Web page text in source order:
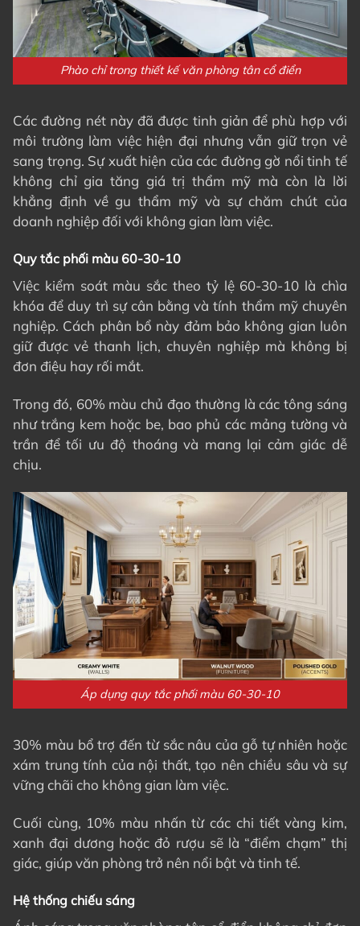
Phào chỉ trong thiết kế văn phòng tân cổ điển
Các đường nét này đã được tinh giản để phù hợp với
môi trường làm việc hiện đại nhưng vẫn giữ trọn vẻ
sang trọng. Sự xuất hiện của các đường gờ nổi tinh tế
không chỉ gia tăng giá trị thẩm mỹ mà còn là lời
khẳng định về gu thẩm mỹ và sự chăm chút của
doanh nghiệp đối với không gian làm việc.
Quy tắc phối màu 60-30-10
Việc kiểm soát màu sắc theo tỷ lệ 60-30-10 là chìa
khóa để duy trì sự cân bằng và tính thẩm mỹ chuyên
nghiệp. Cách phân bổ này đảm bảo không gian luôn
giữ được vẻ thanh lịch, chuyên nghiệp mà không bị
đơn điệu hay rối mắt.
Trong đó, 60% màu chủ đạo thường là các tông sáng
như trắng kem hoặc be, bao phủ các mảng tường và
trần để tối ưu độ thoáng và mang lại cảm giác dễ
chịu.
Áp dụng quy tắc phối màu 60-30-10
30% màu bổ trợ đến từ sắc nâu của gỗ tự nhiên hoặc
xám trung tính của nội thất, tạo nên chiều sâu và sự
vững chãi cho không gian làm việc.
Cuối cùng, 10% màu nhấn từ các chi tiết vàng kim,
xanh đại dương hoặc đỏ rượu sẽ là “điểm chạm” thị
giác, giúp văn phòng trở nên nổi bật và tinh tế.
Hệ thống chiếu sáng